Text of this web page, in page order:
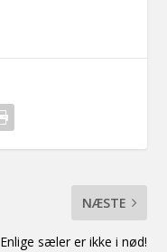
NÆSTE
Enlige sæler er ikke i nød!